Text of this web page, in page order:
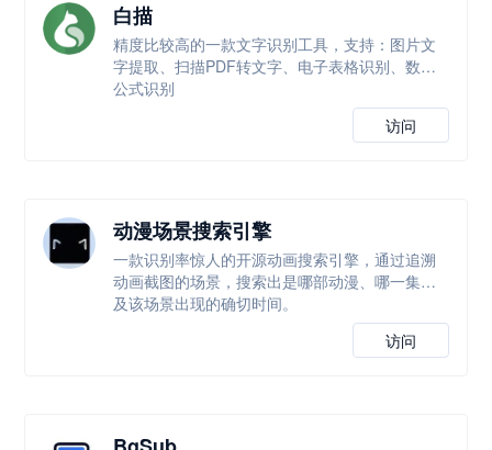
白描
精度比较高的一款文字识别工具，支持：图片文
字提取、扫描PDF转文字、电子表格识别、数学
公式识别
访问
动漫场景搜索引擎
一款识别率惊人的开源动画搜索引擎，通过追溯
动画截图的场景，搜索出是哪部动漫、哪一集以
及该场景出现的确切时间。
访问